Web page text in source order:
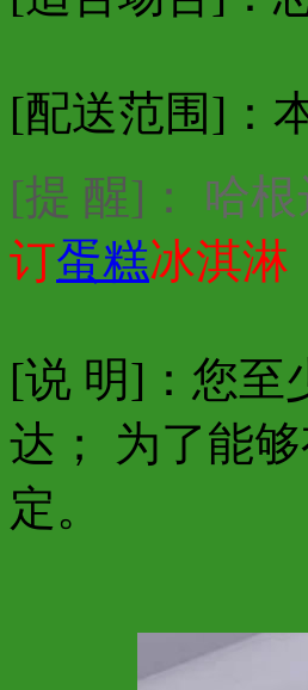
[配送范围]：
[提 醒]： 哈
订蛋糕冰淇淋
[说 明]：您至
达； 为了能
定。